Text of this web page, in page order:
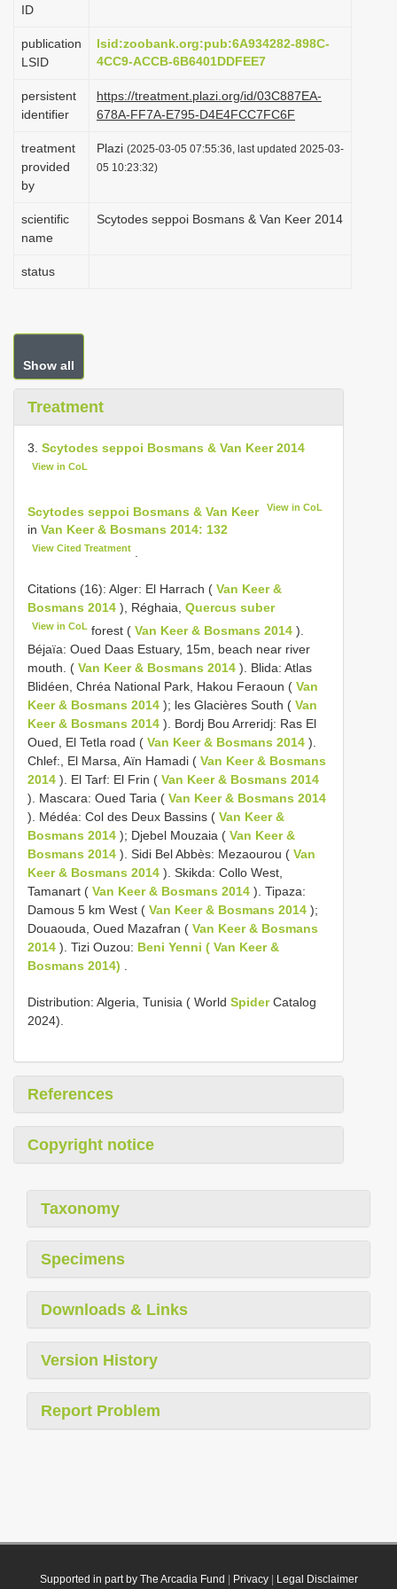
o
n
ID
publication
LSID
lsid:zoobank.org:pub:6A934282-898C-
4CC9-ACCB-6B6401DDFEE7
persistent
identifier
https://treatment.plazi.org/id/03C887EA-
678A-FF7A-E795-D4E4FCC7FC6F
treatment
provided
by
Plazi (2025-03-05 07:55:36, last updated 2025-03-
05 10:23:32)
scientific
name
Scytodes seppoi Bosmans & Van Keer 2014
status
Show all
Treatment
3. Scytodes seppoi Bosmans & Van Keer 2014
View in CoL
Scytodes seppoi Bosmans & Van Keer View in CoL
in Van Keer & Bosmans 2014: 132
View Cited Treatment
Citations (16): Alger: El Harrach ( Van Keer &
Bosmans 2014 ), Réghaia, Quercus suber
View in CoL forest (Van Keer & Bosmans 2014 ).
Béjaïa: Oued Daas Estuary, 15m, beach near river
mouth. ( Van Keer & Bosmans 2014 ). Blida: Atlas
Blidéen, Chréa National Park, Hakou Feraoun ( Van
Keer & Bosmans 2014 ); les Glacières South ( Van
Keer & Bosmans 2014 ). Bordj Bou Arreridj: Ras El
Oued, El Tetla road ( Van Keer & Bosmans 2014 ).
Chlef:, El Marsa, Aïn Hamadi ( Van Keer & Bosmans
2014 ). El Tarf: El Frin ( Van Keer & Bosmans 2014
). Mascara: Oued Taria ( Van Keer & Bosmans 2014
). Médéa: Col des Deux Bassins ( Van Keer &
Bosmans 2014 ); Djebel Mouzaia ( Van Keer &
Bosmans 2014 ). Sidi Bel Abbès: Mezaourou ( Van
Keer & Bosmans 2014 ). Skikda: Collo West,
Tamanart ( Van Keer & Bosmans 2014 ). Tipaza:
Damous 5 km West ( Van Keer & Bosmans 2014 );
Douaouda, Oued Mazafran ( Van Keer & Bosmans
2014 ). Tizi Ouzou: Beni Yenni ( Van Keer &
Bosmans 2014)
Distribution: Algeria, Tunisia ( World SpiderCatalog
2024).
References
Copyright notice
Taxonomy
Specimens
Downloads & Links
Version History
Report Problem
Supported in part by The Arcadia Fund Privacy| Legal Disclaimer